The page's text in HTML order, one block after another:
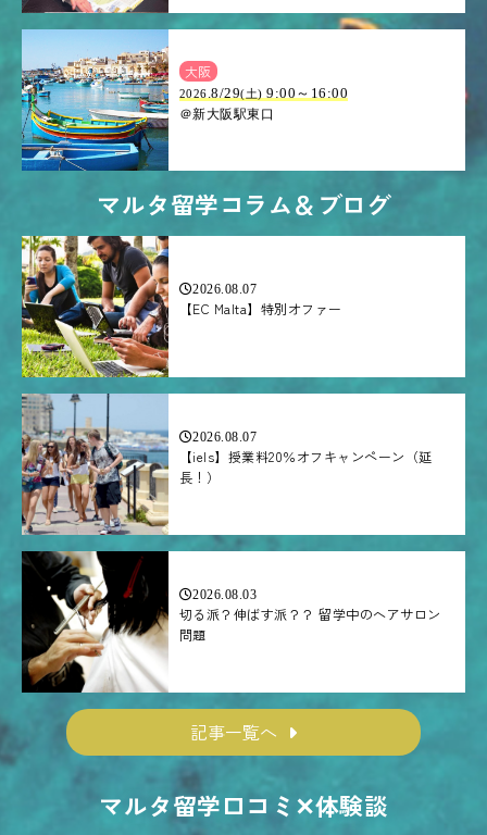
大阪
2026 .8/29(土) 9:00～16:00
＠新大阪駅東口
マルタ留学コラム＆ブログ
2026.08.07
【EC Malta】特別オファー
2026.08.07
【iels】授業料20％オフキャンペーン（延
長！）
2026.08.03
切る派？伸ばす派？？ 留学中のヘアサロン
問題
記事一覧へ
マルタ留学口コミ✕体験談